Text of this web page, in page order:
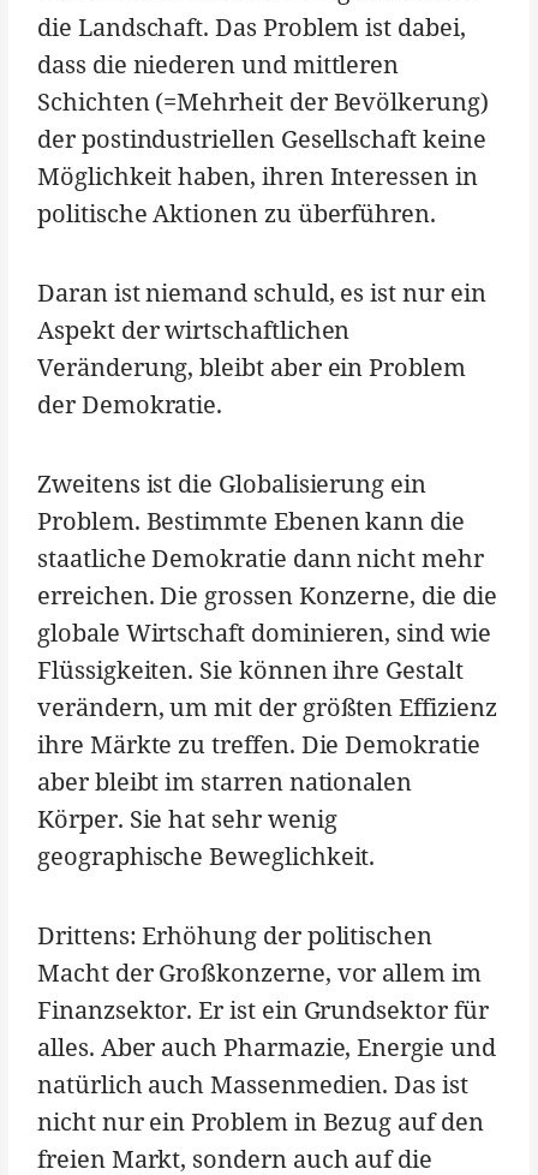
die Landschaft. Das Problem ist dabei,
dass die niederen und mittleren
Schichten (=Mehrheit der Bevölkerung)
der postindustriellen Gesellschaft keine
Möglichkeit haben, ihren Interessen in
politische Aktionen zu überführen.
Daran ist niemand schuld, es ist nur ein
Aspekt der wirtschaftlichen
Veränderung, bleibt aber ein Problem
der Demokratie.
Zweitens ist die Globalisierung ein
Problem. Bestimmte Ebenen kann die
staatliche Demokratie dann nicht mehr
erreichen. Die grossen Konzerne, die die
globale Wirtschaft dominieren, sind wie
Flüssigkeiten. Sie können ihre Gestalt
verändern, um mit der größten Effizienz
ihre Märkte zu treffen. Die Demokratie
aber bleibt im starren nationalen
Körper. Sie hat sehr wenig
geographische Beweglichkeit.
Drittens: Erhöhung der politischen
Macht der Großkonzerne, vor allem im
Finanzsektor. Er ist ein Grundsektor für
alles. Aber auch Pharmazie, Energie und
natürlich auch Massenmedien. Das ist
nicht nur ein Problem in Bezug auf den
freien Markt, sondern auch auf die